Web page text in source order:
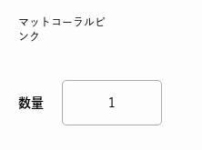
マットコーラルピ
ンク